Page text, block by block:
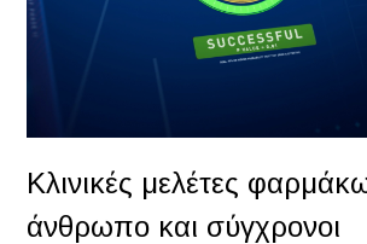
Κλινικές μελέτες
άνθρωπο και σύγχρονοι